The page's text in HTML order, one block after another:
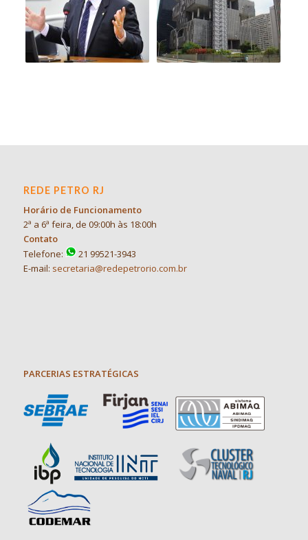
REDE PETRO RJ
Horário de Funcionamento
2ª a 6ª feira, de 09:00h às 18:00h
Contato
Telefone:
21 99521-3943
E-mail: secretaria@redepetrorio.com.br
PARCERIAS ESTRATÉGICAS